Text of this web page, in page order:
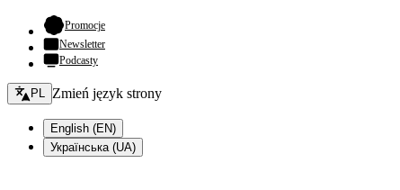
Promocje- otwiera się w nowej karcie
Newsletter
Podcasty
Zmień język - bieżący:
PL Zmień język strony
English (EN)
Українська (UA)